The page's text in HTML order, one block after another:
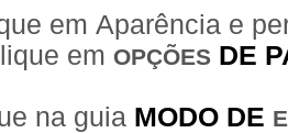
em Aparência e
em OPÇÕES DE
na guia MODO DE